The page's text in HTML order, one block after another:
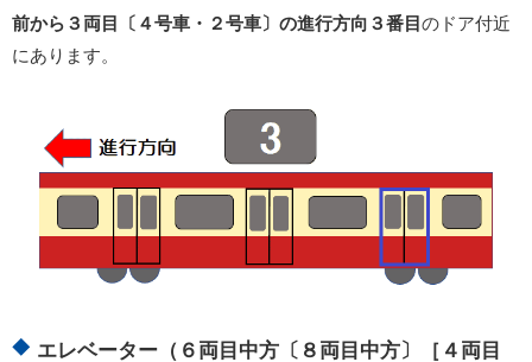
前から３両目〔４号車・２号車〕の進行方向３番目 のドア付近
にあります。
エレベーター（６両目中方〔８両目中方〕［４両目